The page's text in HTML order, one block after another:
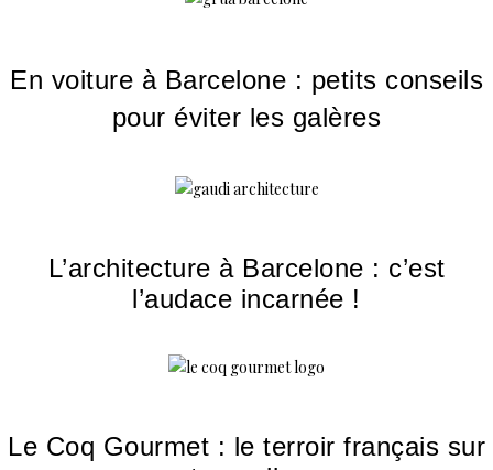
En voiture à Barcelone : petits conseils
pour éviter les galères
L’architecture à Barcelone : c’est
l’audace incarnée !
Le Coq Gourmet : le terroir français sur